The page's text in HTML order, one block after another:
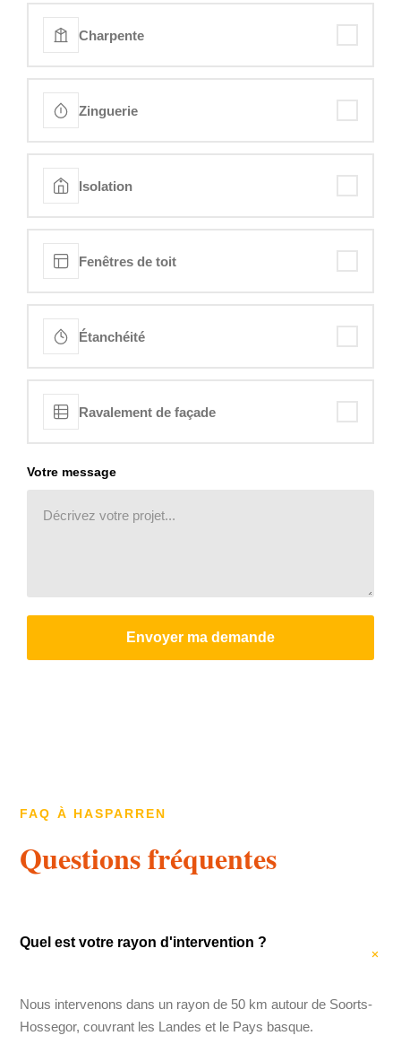
Charpente
Zinguerie
Isolation
Fenêtres de toit
Étanchéité
Ravalement de façade
Votre message
Envoyer ma demande
FAQ À HASPARREN
Questions fréquentes
Quel est votre rayon d'intervention ?
Nous intervenons dans un rayon de 50 km autour de Soorts-
Hossegor, couvrant les Landes et le Pays basque.